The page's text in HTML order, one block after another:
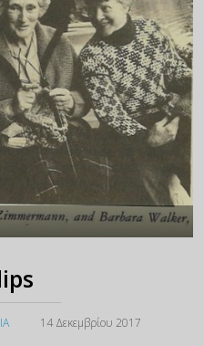
14 Δεκεμβρίου 2017